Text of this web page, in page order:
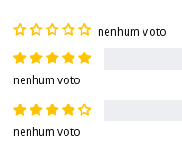
nenhum voto
nenhum voto
nenhum voto